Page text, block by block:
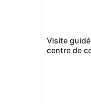
Visite
centre de